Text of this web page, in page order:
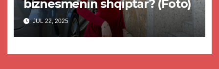
biznesmenin shqiptar? (Foto)
JUL 22, 2025